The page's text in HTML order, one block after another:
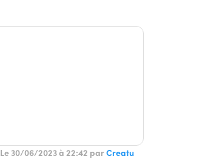
Le 30/06/2023 à 22:42 parCreatu